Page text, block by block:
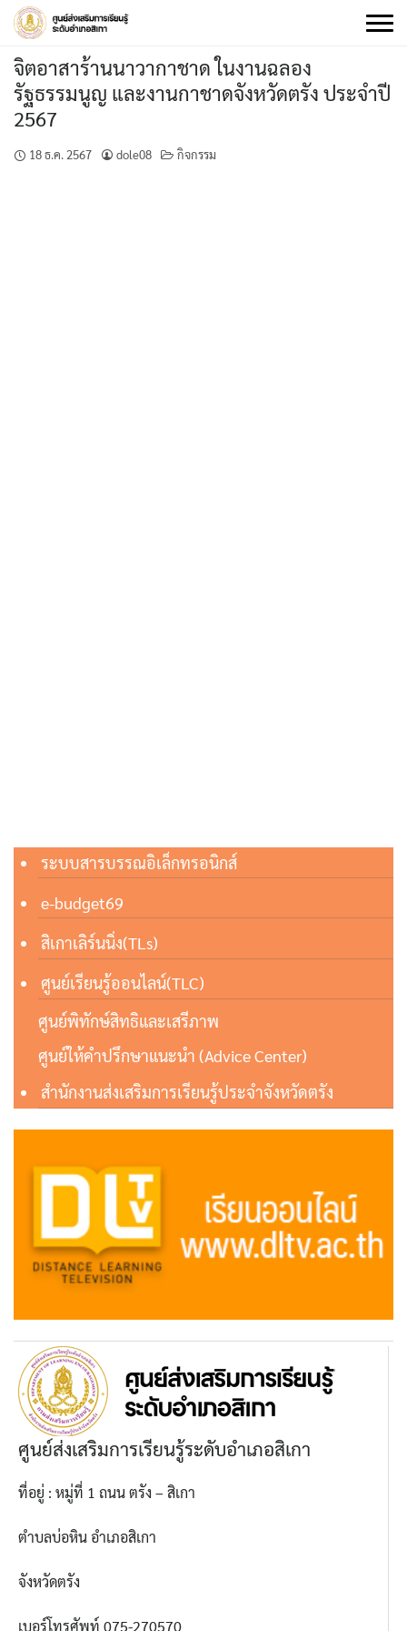
Skip
content
จิตอาสาร้านนาวากาชาด ในงานฉลอง
รัฐธรรมนูญ และงานกาชาดจังหวัดตรัง ประจำปี
2567
18 ธ.ค. 2567 dole08 กิจกรรม
ระบบสารบรรณอิเล็กทรอนิกส์
e-budget69
สิเกาเลิร์นนิ่ง(TLs)
ศูนย์เรียนรู้ออนไลน์(TLC)
ศูนย์พิทักษ์สิทธิและเสรีภาพ
ศูนย์ให้คำปรึกษาแนะนำ (Advice Center)
สำนักงานส่งเสริมการเรียนรู้ประจำจังหวัดตรัง
ศูนย์ส่งเสริมการเรียนรู้ระดับอำเภอสิเกา
ที่อยู่ : หมู่ที่ 1 ถนน ตรัง – สิเกา
ตำบลบ่อหิน อำเภอสิเกา
จังหวัดตรัง
เบอร์โทรศัพท์ 075-270570